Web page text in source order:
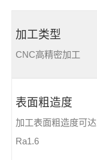
加工类型
CNC高精密加工
表面粗造度
加工表面粗造度可达
Ra1.6